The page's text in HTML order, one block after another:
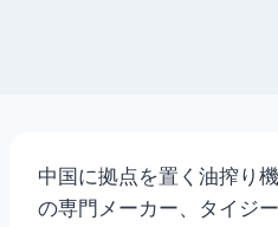
中国に拠点を置く油搾り
の専門メーカー、タイジ